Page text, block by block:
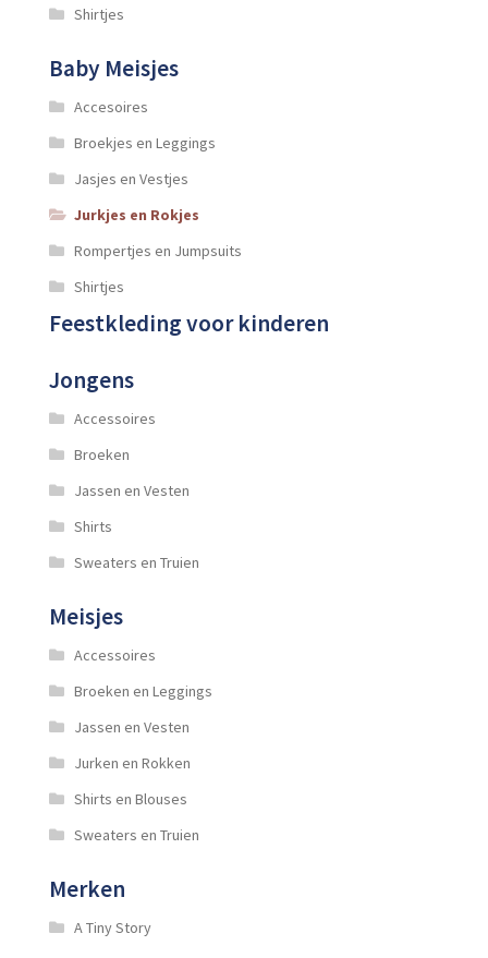
Shirtjes
Baby Meisjes
Accesoires
Broekjes en Leggings
Jasjes en Vestjes
Jurkjes en Rokjes
Rompertjes en Jumpsuits
Shirtjes
Feestkleding voor kinderen
Jongens
Accessoires
Broeken
Jassen en Vesten
Shirts
Sweaters en Truien
Meisjes
Accessoires
Broeken en Leggings
Jassen en Vesten
Jurken en Rokken
Shirts en Blouses
Sweaters en Truien
Merken
A Tiny Story